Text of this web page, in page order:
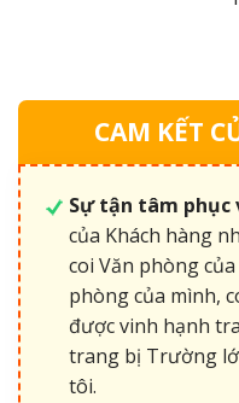
CAM KẾT
Sự tận tâm phục
của Khách hàng
coi Văn phòng
phòng của mình,
được vinh hạnh
trang bị Trường
tôi.